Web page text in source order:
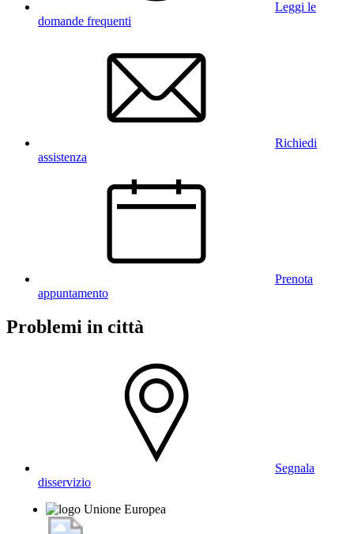
Leggi le
domande frequenti
Richiedi
assistenza
Prenota
appuntamento
Problemi in città
Segnala
disservizio